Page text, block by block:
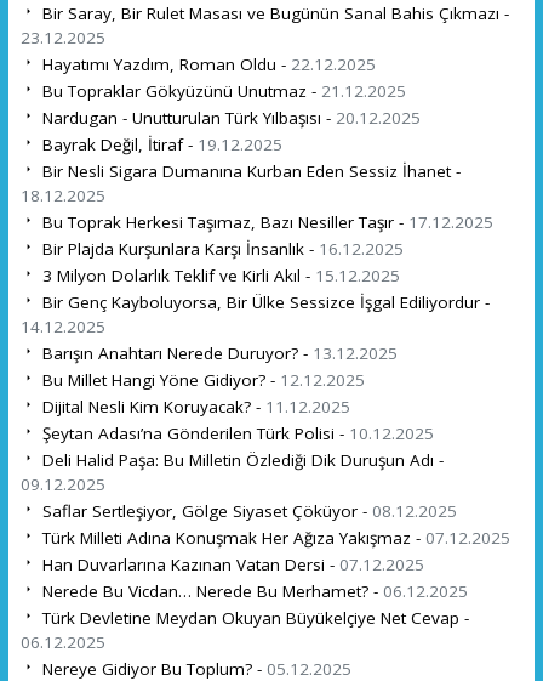
Bir Saray, Bir Rulet Masası ve Bugünün Sanal Bahis Çıkmazı -
23.12.2025
Hayatımı Yazdım, Roman Oldu - 22.12.2025
Bu Topraklar Gökyüzünü Unutmaz - 21.12.2025
Nardugan - Unutturulan Türk Yılbaşısı - 20.12.2025
Bayrak Değil, İtiraf - 19.12.2025
Bir Nesli Sigara Dumanına Kurban Eden Sessiz İhanet -
18.12.2025
Bu Toprak Herkesi Taşımaz, Bazı Nesiller Taşır - 17.12.2025
Bir Plajda Kurşunlara Karşı İnsanlık - 16.12.2025
3 Milyon Dolarlık Teklif ve Kirli Akıl - 15.12.2025
Bir Genç Kayboluyorsa, Bir Ülke Sessizce İşgal Ediliyordur -
14.12.2025
Barışın Anahtarı Nerede Duruyor? - 13.12.2025
Bu Millet Hangi Yöne Gidiyor? - 12.12.2025
Dijital Nesli Kim Koruyacak? - 11.12.2025
Şeytan Adası’na Gönderilen Türk Polisi - 10.12.2025
Deli Halid Paşa: Bu Milletin Özlediği Dik Duruşun Adı -
09.12.2025
Saflar Sertleşiyor, Gölge Siyaset Çöküyor - 08.12.2025
Türk Milleti Adına Konuşmak Her Ağıza Yakışmaz - 07.12.2025
Han Duvarlarına Kazınan Vatan Dersi - 07.12.2025
Nerede Bu Vicdan… Nerede Bu Merhamet? - 06.12.2025
Türk Devletine Meydan Okuyan Büyükelçiye Net Cevap -
06.12.2025
Nereye Gidiyor Bu Toplum? - 05.12.2025